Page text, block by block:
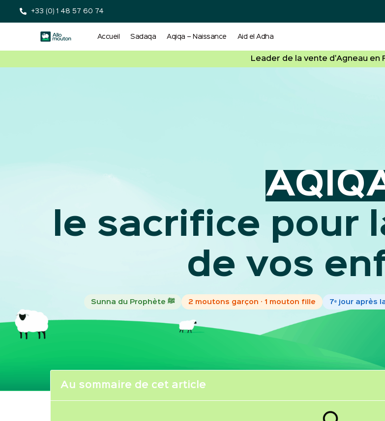
+33 (0) 1 48 57 60 74
Accueil Sadaqa Aqiqa – Naissance Aid el Adha
Leader de la vente d'Agneau en
le sacrifice pour
de vos
Sunna du Prophète ﷺ 2 moutons garçon · 1 mouton fille 7ᵉ jour après
Au sommaire de cet article